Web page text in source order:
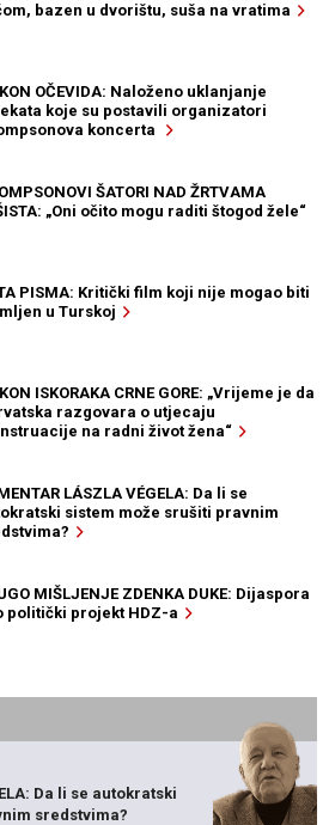
bazen u dvorištu, suša na vratima
OČEVIDA: Naloženo uklanjanje
koje su postavili organizatori
koncerta
ŠATORI NAD ŽRTVAMA
„Oni očito mogu raditi štogod žele“
PISMA: Kritički film koji nije mogao biti
u Turskoj
ISKORAKA CRNE GORE: „Vrijeme je da
razgovara o utjecaju
na radni život žena“
LÁSZLA VÉGELA: Da li se
sistem može srušiti pravnim
MIŠLJENJE ZDENKA DUKE: Dijaspora
politički projekt HDZ-a
Da li se autokratski
sredstvima?